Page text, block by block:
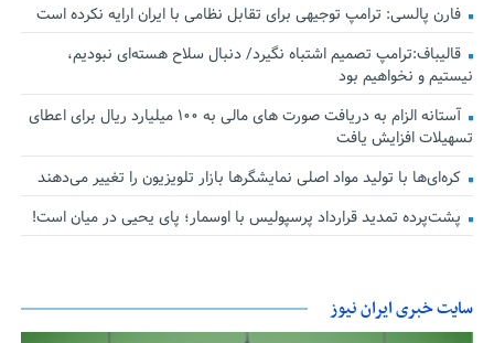
فارن پالسی: ترامپ توجیهی برای تقابل نظامی با ایران ارایه نکرده است
قالیباف:ترامپ تصمیم اشتباه نگیرد/ دنبال سلاح هسته‌ای نبودیم،
نیستیم و نخواهیم بود
آستانه الزام به دریافت صورت های مالی به ۱۰۰ میلیارد ریال برای اعطای
تسهیلات افزایش یافت
کره‌ای‌ها با تولید مواد اصلی نمایشگرها بازار تلویزیون را تغییر می‌دهند
پشت‌پرده تمدید قرارداد پرسپولیس با اوسمار؛ پای یحیی در میان است!
سایت خبری ایران نیوز